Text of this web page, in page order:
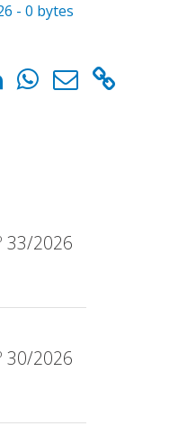
- 0 bytes
33/2026
30/2026